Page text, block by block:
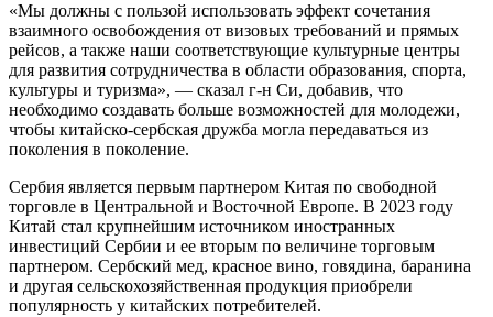
«Мы должны с пользой использовать эффект сочетания
взаимного освобождения от визовых требований и прямых
рейсов, а также наши соответствующие культурные центры
для развития сотрудничества в области образования, спорта,
культуры и туризма», — сказал г-н Си, добавив, что
необходимо создавать больше возможностей для молодежи,
чтобы китайско-сербская дружба могла передаваться из
поколения в поколение.
Сербия является первым партнером Китая по свободной
торговле в Центральной и Восточной Европе. В 2023 году
Китай стал крупнейшим источником иностранных
инвестиций Сербии и ее вторым по величине торговым
партнером. Сербский мед, красное вино, говядина, баранина
и другая сельскохозяйственная продукция приобрели
популярность у китайских потребителей.